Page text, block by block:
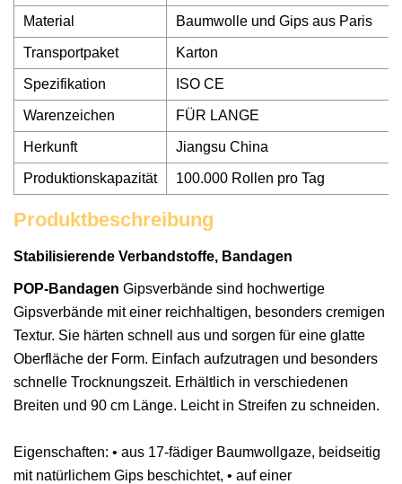
Material Baumwolle und Gips aus Paris
Transportpaket Karton
Spezifikation ISO CE
Warenzeichen FÜR LANGE
Herkunft Jiangsu China
Produktionskapazität 100.000 Rollen pro Tag
Produktbeschreibung
Stabilisierende Verbandstoffe, Bandagen
POP-Bandagen Gipsverbände sind hochwertige
Gipsverbände mit einer reichhaltigen, besonders cremigen
Textur. Sie härten schnell aus und sorgen für eine glatte
Oberfläche der Form. Einfach aufzutragen und besonders
schnelle Trocknungszeit. Erhältlich in verschiedenen
Breiten und 90 cm Länge. Leicht in Streifen zu schneiden.
Eigenschaften: • aus 17-fädiger Baumwollgaze, beidseitig
mit natürlichem Gips beschichtet, • auf einer